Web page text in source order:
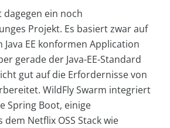
dagegen ein noch
Projekt. Es basiert zwar auf
EE konformen Application
gerade der Java-EE-Standard
gut auf die Erfordernisse von
WildFly Swarm integriert
Spring Boot, einige
Netflix OSS Stack wie